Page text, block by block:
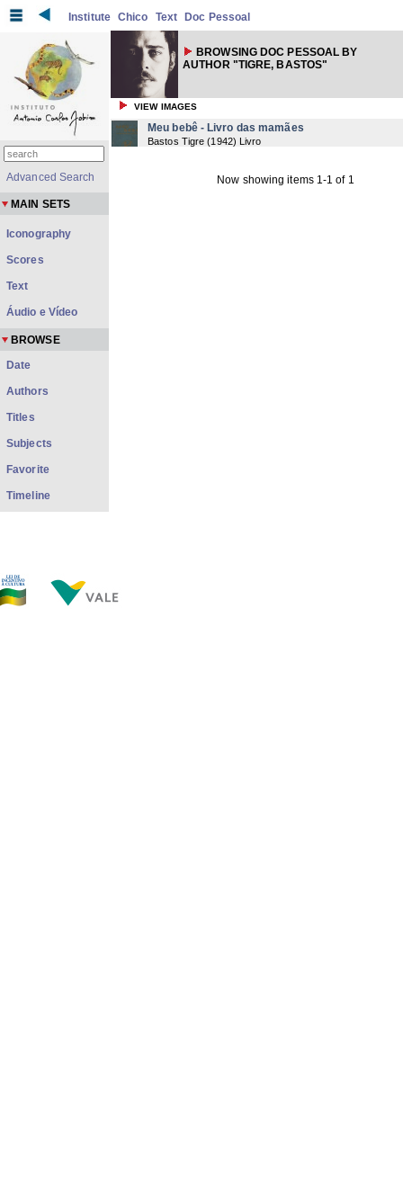
Institute Chico Text Doc Pessoal
BROWSING DOC PESSOAL BY
AUTHOR "TIGRE, BASTOS"
VIEW IMAGES
Meu bebê - Livro das mamães
Bastos Tigre (1942) Livro
Now showing items 1-1 of 1
Advanced Search
MAIN SETS
Iconography
Scores
Text
Áudio e Vídeo
BROWSE
Date
Authors
Titles
Subjects
Favorite
Timeline